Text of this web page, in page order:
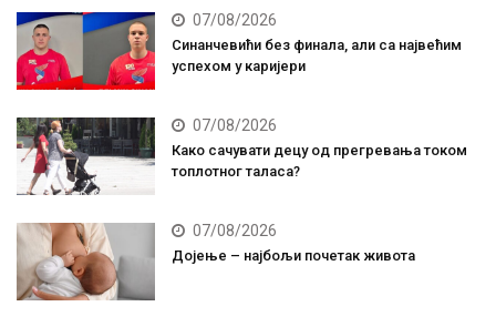
07/08/2026
Синанчевићи без финала, али са највећим
успехом у каријери
07/08/2026
Како сачувати децу од прегревања током
топлотног таласа?
07/08/2026
Дојење – најбољи почетак живота